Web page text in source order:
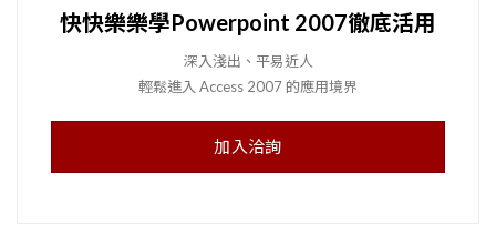
快快樂樂學Powerpoint 2007徹底活用
深入淺出、平易近人
輕鬆進入 Access 2007 的應用境界
加入洽詢